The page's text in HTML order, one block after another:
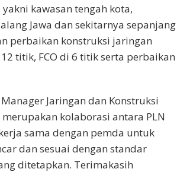
kawasan tengah kota,
Jawa dan sekitarnya sepanjang
perbaikan konstruksi jaringan
titik, FCO di 6 titik serta perbaikan
Jaringan dan Konstruksi
kolaborasi antara PLN
sama dengan pemda untuk
dan sesuai dengan standar
ditetapkan. Terimakasih